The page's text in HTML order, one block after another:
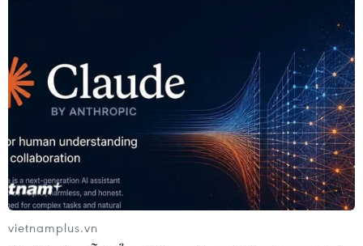
vietnamplus.vn